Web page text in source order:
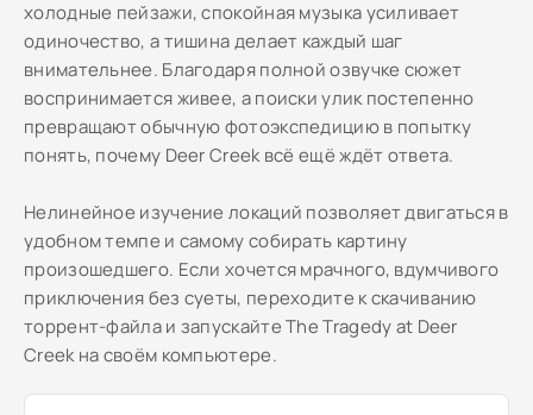
холодные пейзажи, спокойная музыка усиливает
одиночество, а тишина делает каждый шаг
внимательнее. Благодаря полной озвучке сюжет
воспринимается живее, а поиски улик постепенно
превращают обычную фотоэкспедицию в попытку
понять, почему Deer Creek всё ещё ждёт ответа.
Нелинейное изучение локаций позволяет двигаться в
удобном темпе и самому собирать картину
произошедшего. Если хочется мрачного, вдумчивого
приключения без суеты, переходите к скачиванию
торрент-файла и запускайте The Tragedy at Deer
Creek на своём компьютере.